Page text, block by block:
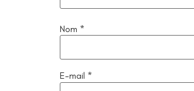
Nom *
E-mail *